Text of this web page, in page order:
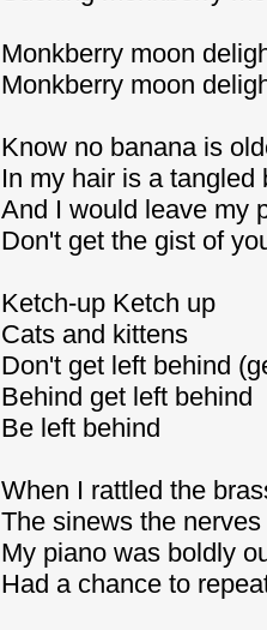
Monkberry moon
Monkberry moon
Know no banana is
In my hair is a tangled
And I would leave my
Don't get the gist of
Ketch-up Ketch up
Cats and kittens
Don't get left behind
Behind get left behind
Be left behind
When I rattled the
The sinews the
My piano was boldly
Had a chance to